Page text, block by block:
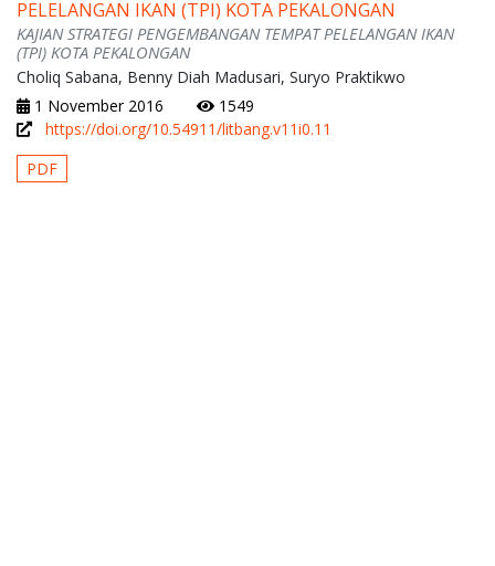
PELELANGAN IKAN (TPI) KOTA PEKALONGAN
KAJIAN STRATEGI PENGEMBANGAN TEMPAT PELELANGAN IKAN
(TPI) KOTA PEKALONGAN
Choliq Sabana, Benny Diah Madusari, Suryo Praktikwo
1 November 2016
1549
https://doi.org/10.54911/litbang.v11i0.11
PDF